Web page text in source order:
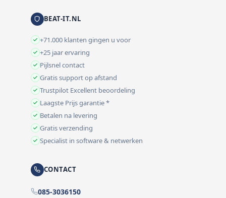
BEAT-IT.NL
+71.000 klanten gingen u voor
+25 jaar ervaring
Pijlsnel contact
Gratis support op afstand
Trustpilot Excellent beoordeling
Laagste Prijs garantie *
Betalen na levering
Gratis verzending
Specialist in software & netwerken
CONTACT
085-3036150